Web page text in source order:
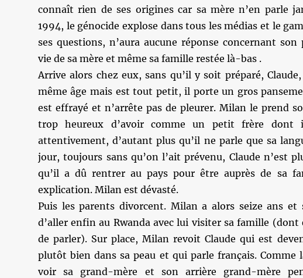
connaît rien de ses origines car sa mère n’en parle
1994, le génocide explose dans tous les médias et le
ses questions, n’aura aucune réponse concernant son
vie de sa mère et même sa famille restée là-bas .
Arrive alors chez eux, sans qu’il y soit préparé,
même âge mais est tout petit, il porte un gros
est effrayé et n’arrête pas de pleurer. Milan le prend
trop heureux d’avoir comme un petit frère dont
attentivement, d’autant plus qu’il ne parle que sa
jour, toujours sans qu’on l’ait prévenu, Claude n’est
qu’il a dû rentrer au pays pour être auprès de sa
explication. Milan est dévasté.
Puis les parents divorcent. Milan a alors seize ans et
d’aller enfin au Rwanda avec lui visiter sa famille (dont
de parler). Sur place, Milan revoit Claude qui est
plutôt bien dans sa peau et qui parle français. Comme
voir sa grand-mère et son arrière grand-mère